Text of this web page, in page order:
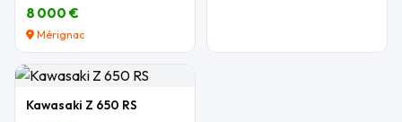
8 000 €
Mérignac
Kawasaki Z 650 RS